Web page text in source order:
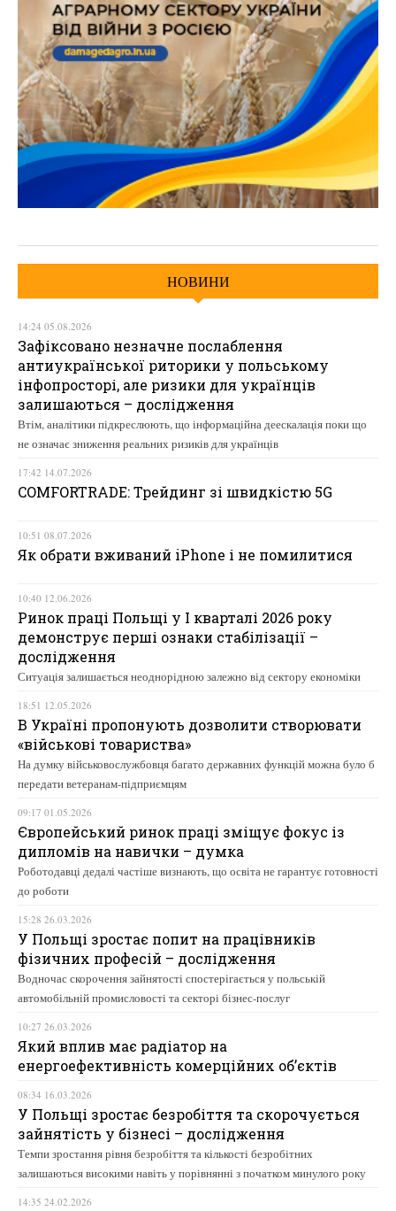
НОВИНИ
14:24 05.08.2026
Зафіксовано незначне послаблення
антиукраїнської риторики у польському
інфопросторі, але ризики для українців
залишаються – дослідження
Втім, аналітики підкреслюють, що інформаційна деескалація поки що
не означає зниження реальних ризиків для українців
17:42 14.07.2026
COMFORTRADE: Трейдинг зі швидкістю 5G
10:51 08.07.2026
Як обрати вживаний iPhone і не помилитися
10:40 12.06.2026
Ринок праці Польщі у І кварталі 2026 року
демонструє перші ознаки стабілізації –
дослідження
Ситуація залишається неоднорідною залежно від сектору економіки
18:51 12.05.2026
В Україні пропонують дозволити створювати
«військові товариства»
На думку військовослужбовця багато державних функцій можна було б
передати ветеранам-підприємцям
09:17 01.05.2026
Європейський ринок праці зміщує фокус із
дипломів на навички – думка
Роботодавці дедалі частіше визнають, що освіта не гарантує готовності
до роботи
15:28 26.03.2026
У Польщі зростає попит на працівників
фізичних професій – дослідження
Водночас скорочення зайнятості спостерігається у польській
автомобільній промисловості та секторі бізнес-послуг
10:27 26.03.2026
Який вплив має радіатор на
енергоефективність комерційних об’єктів
08:34 16.03.2026
У Польщі зростає безробіття та скорочується
зайнятість у бізнесі – дослідження
Темпи зростання рівня безробіття та кількості безробітних
залишаються високими навіть у порівнянні з початком минулого року
14:35 24.02.2026